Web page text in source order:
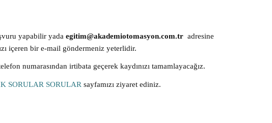
yapabilir yada egitim@akademiotomasyon.com.tradresine
içeren bir e-mail göndermeniz yeterlidir.
numarasından irtibata geçerek kaydınızı tamamlayacağız.
SORULAR SORULAR sayfamızı ziyaret ediniz.